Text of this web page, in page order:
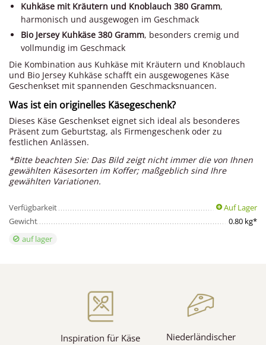
Kuhkäse mit Kräutern und Knoblauch 380 Gramm,
harmonisch und ausgewogen im Geschmack
Bio Jersey Kuhkäse 380 Gramm, besonders cremig und
vollmundig im Geschmack
Die Kombination aus Kuhkäse mit Kräutern und Knoblauch
und Bio Jersey Kuhkäse schafft ein ausgewogenes Käse
Geschenkset mit spannenden Geschmacksnuancen.
Was ist ein originelles Käsegeschenk?
Dieses Käse Geschenkset eignet sich ideal als besonderes
Präsent zum Geburtstag, als Firmengeschenk oder zu
festlichen Anlässen.
*Bitte beachten Sie: Das Bild zeigt nicht immer die von Ihnen
gewählten Käsesorten im Koffer; maßgeblich sind Ihre
gewählten Variationen.
Verfügbarkeit
Auf Lager
Gewicht
0.80 kg*
auf lager
Inspiration für Käse
Niederländischer